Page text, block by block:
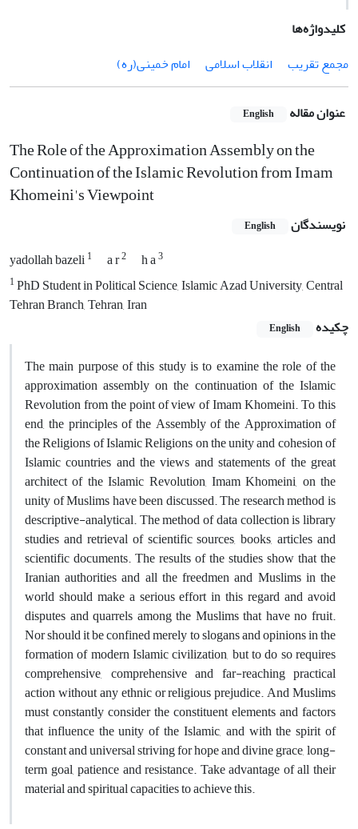
کلیدواژه‌ها
مجمع تقریب
انقلاب اسلامی امام خمینی(ره)
عنوان مقاله English
The Role of the Approximation Assembly on the
Continuation of the Islamic Revolution from Imam
Khomeini's Viewpoint
نویسندگان English
yadollah bazeli1 a r2 h a3
1PhD Student in Political Science, Islamic Azad University, Central
Tehran Branch, Tehran, Iran
چکیده
English
The main purpose of this study is to examine the role of the
approximation assembly on the continuation of the Islamic
Revolution from the point of view of Imam Khomeini. To this
end, the principles of the Assembly of the Approximation of
the Religions of Islamic Religions on the unity and cohesion of
Islamic countries and the views and statements of the great
architect of the Islamic Revolution, Imam Khomeini, on the
unity of Muslims have been discussed. The research method is
descriptive-analytical. The method of data collection is library
studies and retrieval of scientific sources, books, articles and
scientific documents. The results of the studies show that the
Iranian authorities and all the freedmen and Muslims in the
world should make a serious effort in this regard and avoid
disputes and quarrels among the Muslims that have no fruit.
Nor should it be confined merely to slogans and opinions in the
formation of modern Islamic civilization, but to do so requires
comprehensive, comprehensive and far-reaching practical
action without any ethnic or religious prejudice. And Muslims
must constantly consider the constituent elements and factors
that influence the unity of the Islamic, and with the spirit of
constant and universal striving for hope and divine grace, long-
term goal, patience and resistance. Take advantage of all their
material and spiritual capacities to achieve this.